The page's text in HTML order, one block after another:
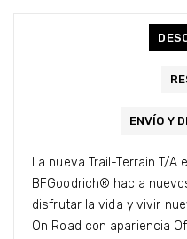
ENVÍO Y
La nueva Trail-Terrain T/A
BFGoodrich® hacia
disfrutar la vida y vivir
On Road con apariencia